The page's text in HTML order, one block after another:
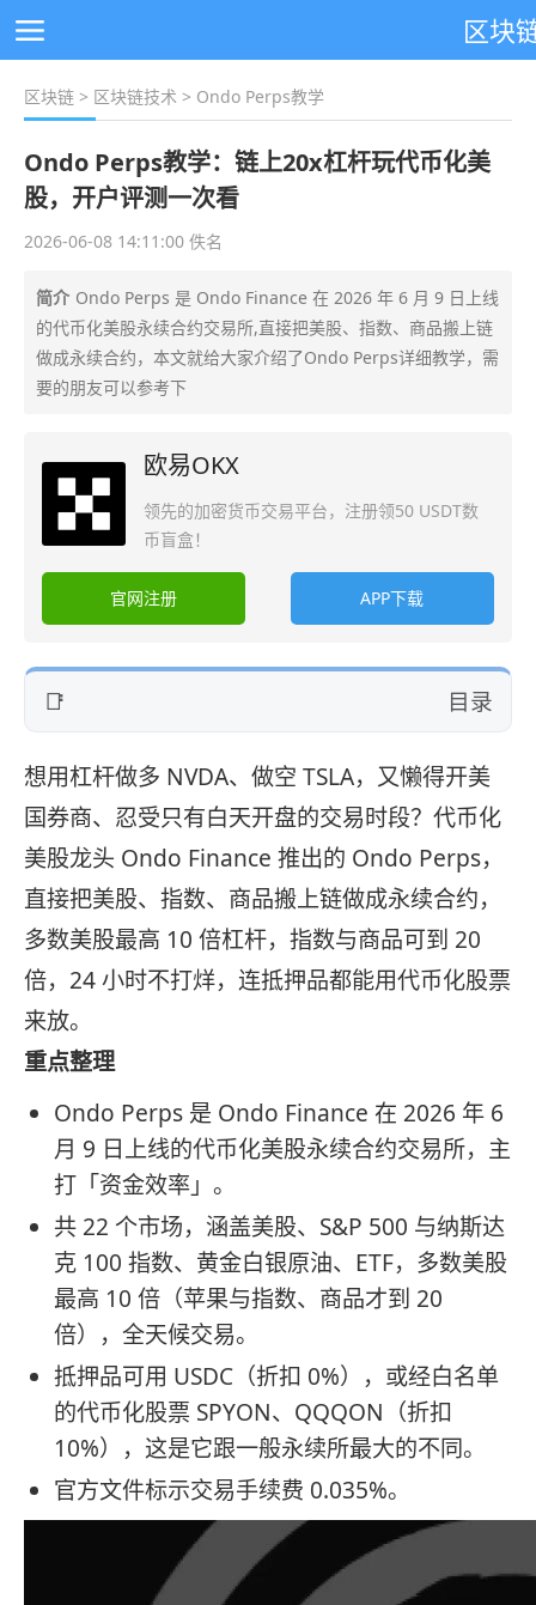
区块
区块链 > 区块链技术 > Ondo Perps教学
Ondo Perps教学：链上20x杠杆玩代币化美
股，开户评测一次看
2026-06-08 14:11:00 佚名
简介 Ondo Perps 是 Ondo Finance 在 2026 年 6 月 9 日上线
的代币化美股永续合约交易所,直接把美股、指数、商品搬上链
做成永续合约，本文就给大家介绍了Ondo Perps详细教学，需
要的朋友可以参考下
欧易OKX
领先的加密货币交易平台，注册领50 USDT数
币盲盒！
官网注册 APP下载
目录
想用杠杆做多 NVDA、做空 TSLA，又懒得开美
国券商、忍受只有白天开盘的交易时段？代币化
美股龙头 Ondo Finance 推出的 Ondo Perps，
直接把美股、指数、商品搬上链做成永续合约，
多数美股最高 10 倍杠杆，指数与商品可到 20
倍，24 小时不打烊，连抵押品都能用代币化股票
来放。
重点整理
Ondo Perps 是 Ondo Finance 在 2026 年 6
月 9 日上线的代币化美股永续合约交易所，主
打「资金效率」。
共 22 个市场，涵盖美股、S&P 500 与纳斯达
克 100 指数、黄金白银原油、ETF，多数美股
最高 10 倍（苹果与指数、商品才到 20
倍），全天候交易。
抵押品可用 USDC（折扣 0%），或经白名单
的代币化股票 SPYON、QQQON（折扣
10%），这是它跟一般永续所最大的不同。
官方文件标示交易手续费 0.035%。